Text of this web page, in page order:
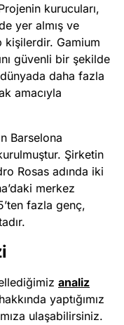
kurucuları,
yer almış ve
Gamium
güvenli bir şekilde
daha fazla
amacıyla
Barselona
Şirketin
Rosas adında iki
merkez
fazla genç,
analiz
yaptığımız
ulaşabilirsiniz.